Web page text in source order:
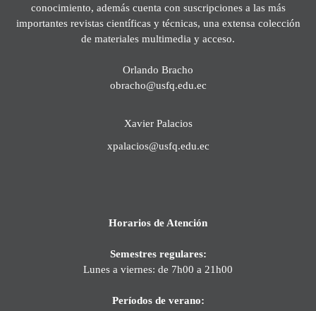
conocimiento, además cuenta con suscripciones a las más
importantes revistas científicas y técnicas, una extensa colección
de materiales multimedia y acceso.
Orlando Bracho
obracho@usfq.edu.ec
Xavier Palacios
xpalacios@usfq.edu.ec
Horarios de Atención
Semestres regulares:
Lunes a viernes: de 7h00 a 21h00
Períodos de verano: